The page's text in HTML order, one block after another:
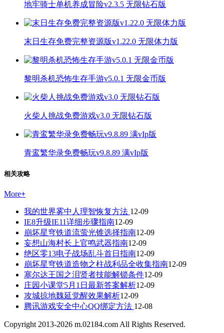
地牢骑士单机养成冒险v2.3.5 无限钻石版
末日生存免费完整资源版v1.22.0 无限体力版
黎明杀机恐怖生存手游v5.0.1 无限金币版
火柴人挑战免费游戏v3.0 无限钻石版
青鸾繁华录免费畅玩v9.8.89 满vIp版
相关攻略
More+
我的世界雾中人理智恢复方法 12-09
IE8升级IE11详细步骤指南12-09
崩坏星穹铁道流萤光锥选择指南12-09
妄想山海村长上官鸣武器指南12-09
绝区零13电子战场乱斗首日指南12-09
崩坏星穹铁道造物之柱战利品全收集指南12-09
塞尔达王国之泪贤者技能解锁条件12-09
庄园小课堂5月1日最新答案解析12-09
攻城掠地魏延觉醒效果解析12-09
腾讯游戏安全中心QQ绑定方法 12-08
Copyright 2013-2026 m.02184.com All Rights Reserved.